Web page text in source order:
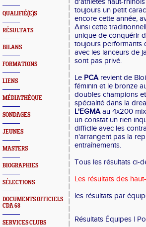
QUALIFIÉ(E)S
RÉSULTATS
BILANS
FORMATIONS
LIENS
MÉDIATHÈQUE
SONDAGES
JEUNES
MASTERS
BIOGRAPHIES
SÉLECTIONS
DOCUMENTS OFFICIELS
CDA 68
SERVICES CLUBS
d'athlètes haut-
toujours un petit
encore cette année,
Ainsi cette
unique de conquérir
toujours performants
avec les lanceurs de
sont pas privé.
Le PCArevient de
féminin et le bronze
doubles champions
spécialité dans la
L'EGMAau 4x200
un constat un rien
difficile avec les
n'arrangent pas la
entraînements.
Tous les résultats ci-
Les résultats des
les résultats par
Résultats Équipes |